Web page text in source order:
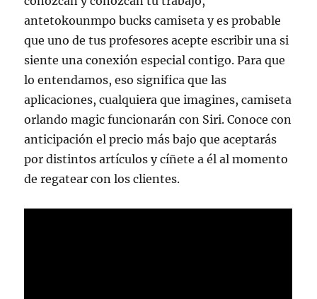
antetokounmpo bucks camiseta y es probable
que uno de tus profesores acepte escribir una si
siente una conexión especial contigo. Para que
lo entendamos, eso significa que las
aplicaciones, cualquiera que imagines, camiseta
orlando magic funcionarán con Siri. Conoce con
anticipación el precio más bajo que aceptarás
por distintos artículos y cíñete a él al momento
de regatear con los clientes.